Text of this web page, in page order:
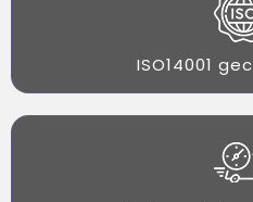
ISO14001